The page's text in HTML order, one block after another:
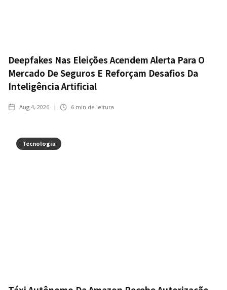
Deepfakes Nas Eleições Acendem Alerta Para O
Mercado De Seguros E Reforçam Desafios Da
Inteligência Artificial
Aug 4, 2026 6 min de leitura
Tecnologia